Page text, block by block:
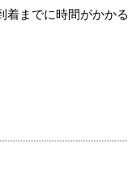
着までに時間がかかる